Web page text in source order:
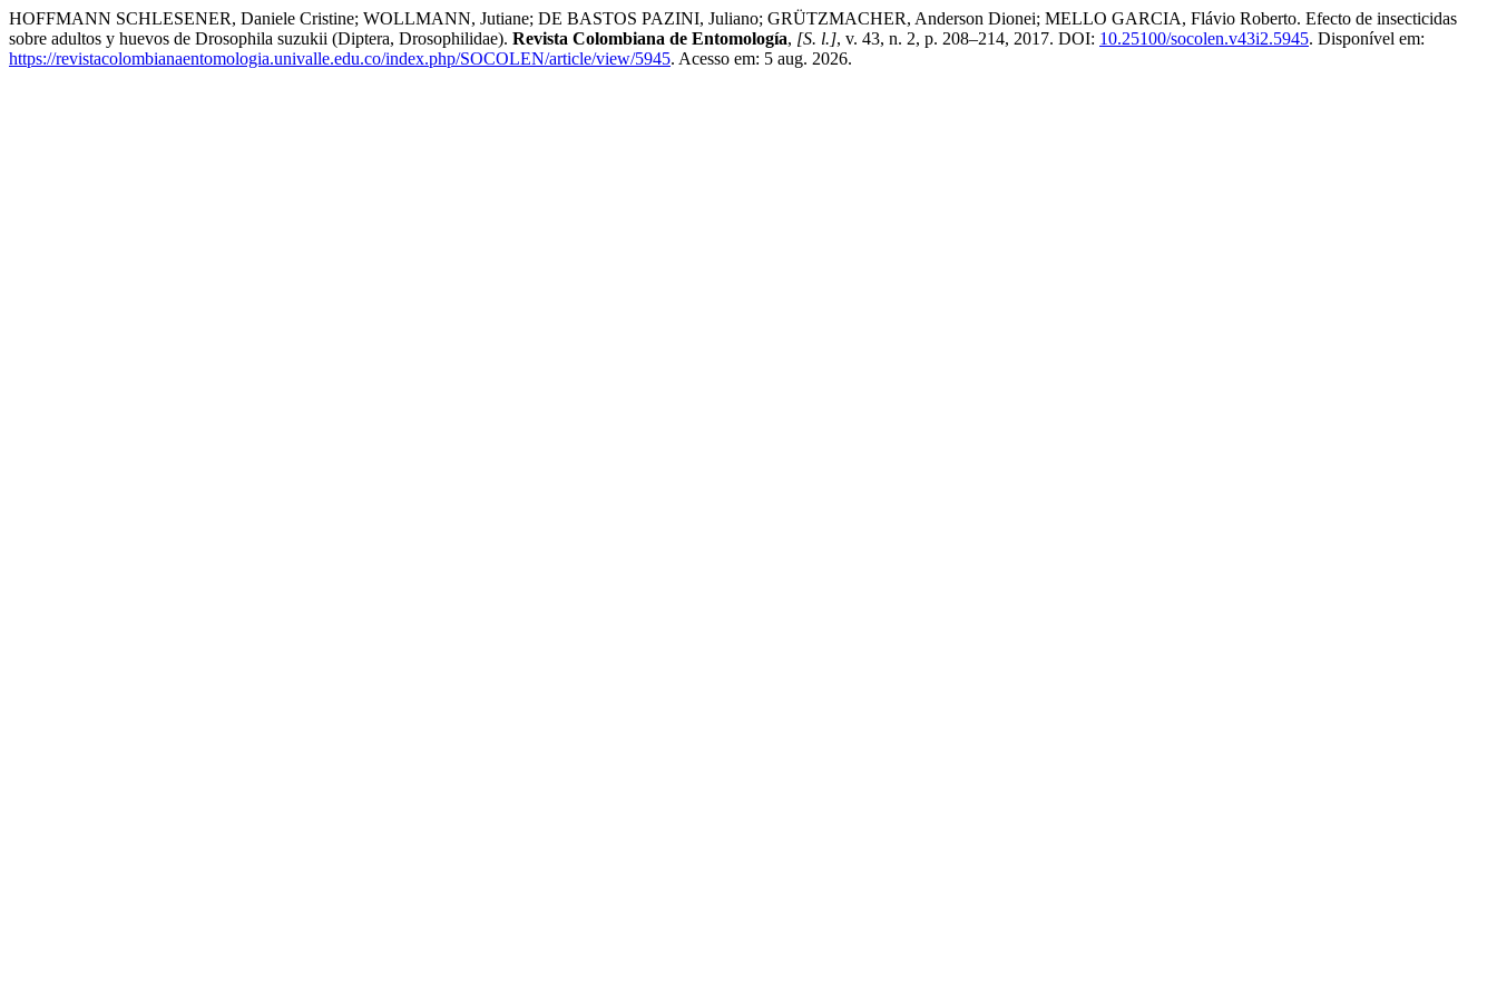
HOFFMANN SCHLESENER, Daniele Cristine; WOLLMANN, Jutiane; DE BASTOS PAZINI, Juliano; GRÜTZMACHER, Anderson Dionei; MELLO GARCIA, Flávio Roberto. Efecto de insecticidas
sobre adultos y huevos de Drosophila suzukii (Diptera, Drosophilidae). Revista Colombiana de Entomología, [S. l.], v. 43, n. 2, p. 208–214, 2017. DOI: 10.25100/socolen.v43i2.5945. Disponível em:
https://revistacolombianaentomologia.univalle.edu.co/index.php/SOCOLEN/article/view/5945. Acesso em: 5 aug. 2026.